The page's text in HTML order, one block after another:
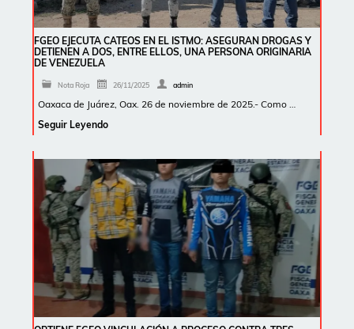
FGEO EJECUTA CATEOS EN EL ISTMO: ASEGURAN DROGAS Y
DETIENEN A DOS, ENTRE ELLOS, UNA PERSONA ORIGINARIA
DE VENEZUELA
Nota Roja 26/11/2025 admin
Oaxaca de Juárez, Oax. 26 de noviembre de 2025.- Como …
Seguir Leyendo